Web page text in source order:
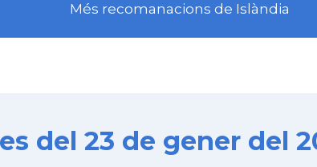
Més recomanacions de Islàndia
del 23 de gener del